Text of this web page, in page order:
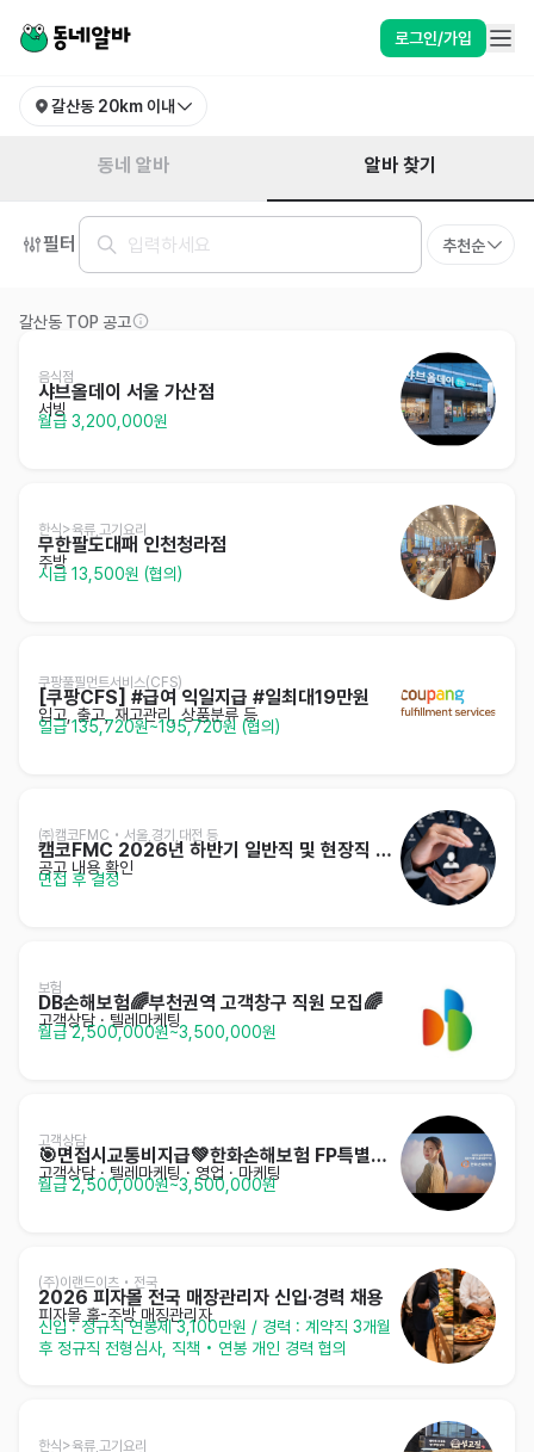
로그인/가입
갈산동 20km 이내
동네 알바 알바 찾기
필터 추천순
갈산동 TOP 공고
음식점
샤브올데이 서울 가산점
서빙
월급 3,200,000원
한식>육류,고기요리
무한팔도대패 인천청라점
주방
시급 13,500원 (협의)
쿠팡풀필먼트서비스(CFS)
[쿠팡CFS] #급여 익일지급 #일최대19만원
입고, 출고, 재고관리, 상품분류 등
일급 135,720원~195,720원 (협의)
㈜캠코FMC • 서울,경기,대전 등
캠코FMC 2026년 하반기 일반직 및 현장직 채용
공고 내용 확인
면접 후 결정
보험
DB손해보험🌈부천권역 고객창구 직원 모집🌈
고객상담 · 텔레마케팅
월급 2,500,000원~3,500,000원
고객상담
🎯면접시교통비지급💚한화손해보험 FP특별채용💚
고객상담 · 텔레마케팅 · 영업 · 마케팅
월급 2,500,000원~3,500,000원
(주)이랜드이츠 • 전국
2026 피자몰 전국 매장관리자 신입·경력 채용
피자몰 홀-주방 매징관리자
신입 : 정규직 연봉제 3,100만원 / 경력 : 계약직 3개월
후 정규직 전형심사, 직책 • 연봉 개인 경력 협의
한식>육류,고기요리